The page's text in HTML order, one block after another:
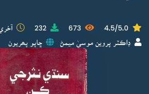
4.5/5.0
673
232
ڊاڪٽر پروين موسيٰ ميمڻ ڇاپو پھريون